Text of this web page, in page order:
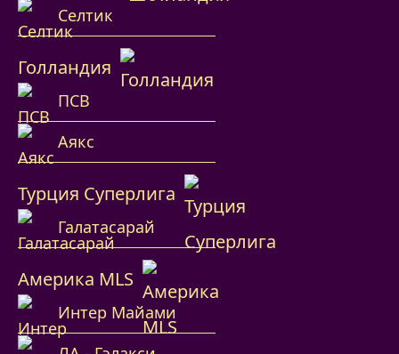
Селтик
Голландия
ПСВ
Аякс
Турция Суперлига
Галатасарай
Америка MLS
Интер Майами